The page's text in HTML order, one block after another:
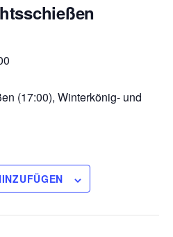
(17:00), Winterkönig- und